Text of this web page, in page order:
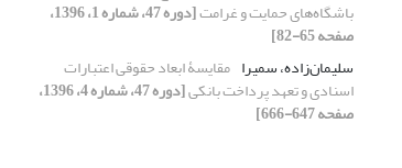
باشگاه‌های حمایت و غرامت [دوره 47، شماره 1، 1396،
صفحه 65-82]
سلیمان‌زاده، سمیرا مقایسۀ ابعاد حقوقی اعتبارات
اسنادی و تعهد پرداخت بانکی [دوره 47، شماره 4، 1396،
صفحه 647-666]